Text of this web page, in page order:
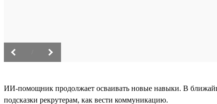
ИИ-помощник продолжает осваивать новые навыки. В
подсказки рекрутерам, как вести коммуникацию.